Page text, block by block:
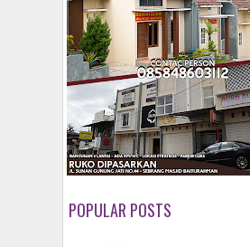
POPULAR POSTS